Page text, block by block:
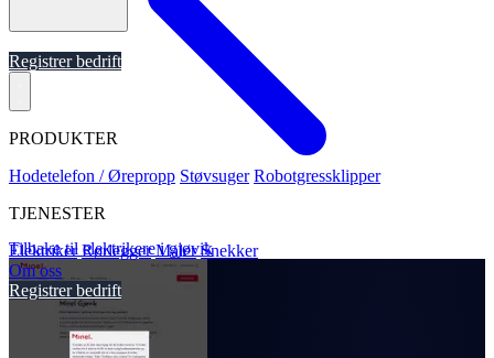
Registrer bedrift
PRODUKTER
Hodetelefon / Ørepropp Støvsuger Robotgressklipper
TJENESTER
Elektriker Rørlegger Maler Snekker
Om oss
Registrer bedrift
Tilbake til elektrikere i gjøvik